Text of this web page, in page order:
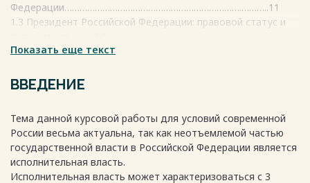
Федерации…………………………………………………………….………..11
1.3 Президент Российской Федерации: правовой статус и
Глава 2. Организация исполнительной власти в субъектах
………………………………………21
2.1 Характеристика органов исполнительной власти
области……………………………………………………………………..21
Заключение…………………………………………………………………………...30
Библиографический список…………….
…………………………………………..32
Показать еще текст
ВВЕДЕНИЕ
Тема данной курсовой работы для условий современной
России весьма актуальна, так как неотъемлемой частью
государственной власти в Российской Федерации является
исполнительная власть.
Исполнительная власть может характеризоваться с 3